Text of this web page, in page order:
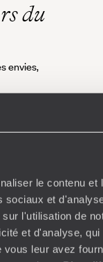
le contenu et
sociaux et
l'utilisation de
et d'analyse,
leur avez
du
envies,
par régions :
À